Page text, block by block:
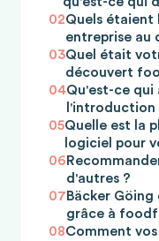
02Quels étaient
entreprise au
03Quel était
découvert
04Qu'est-ce qui
05Quelle est la
logiciel pour
06
d'autres ?
07Bäcker
grâce à
08Comment